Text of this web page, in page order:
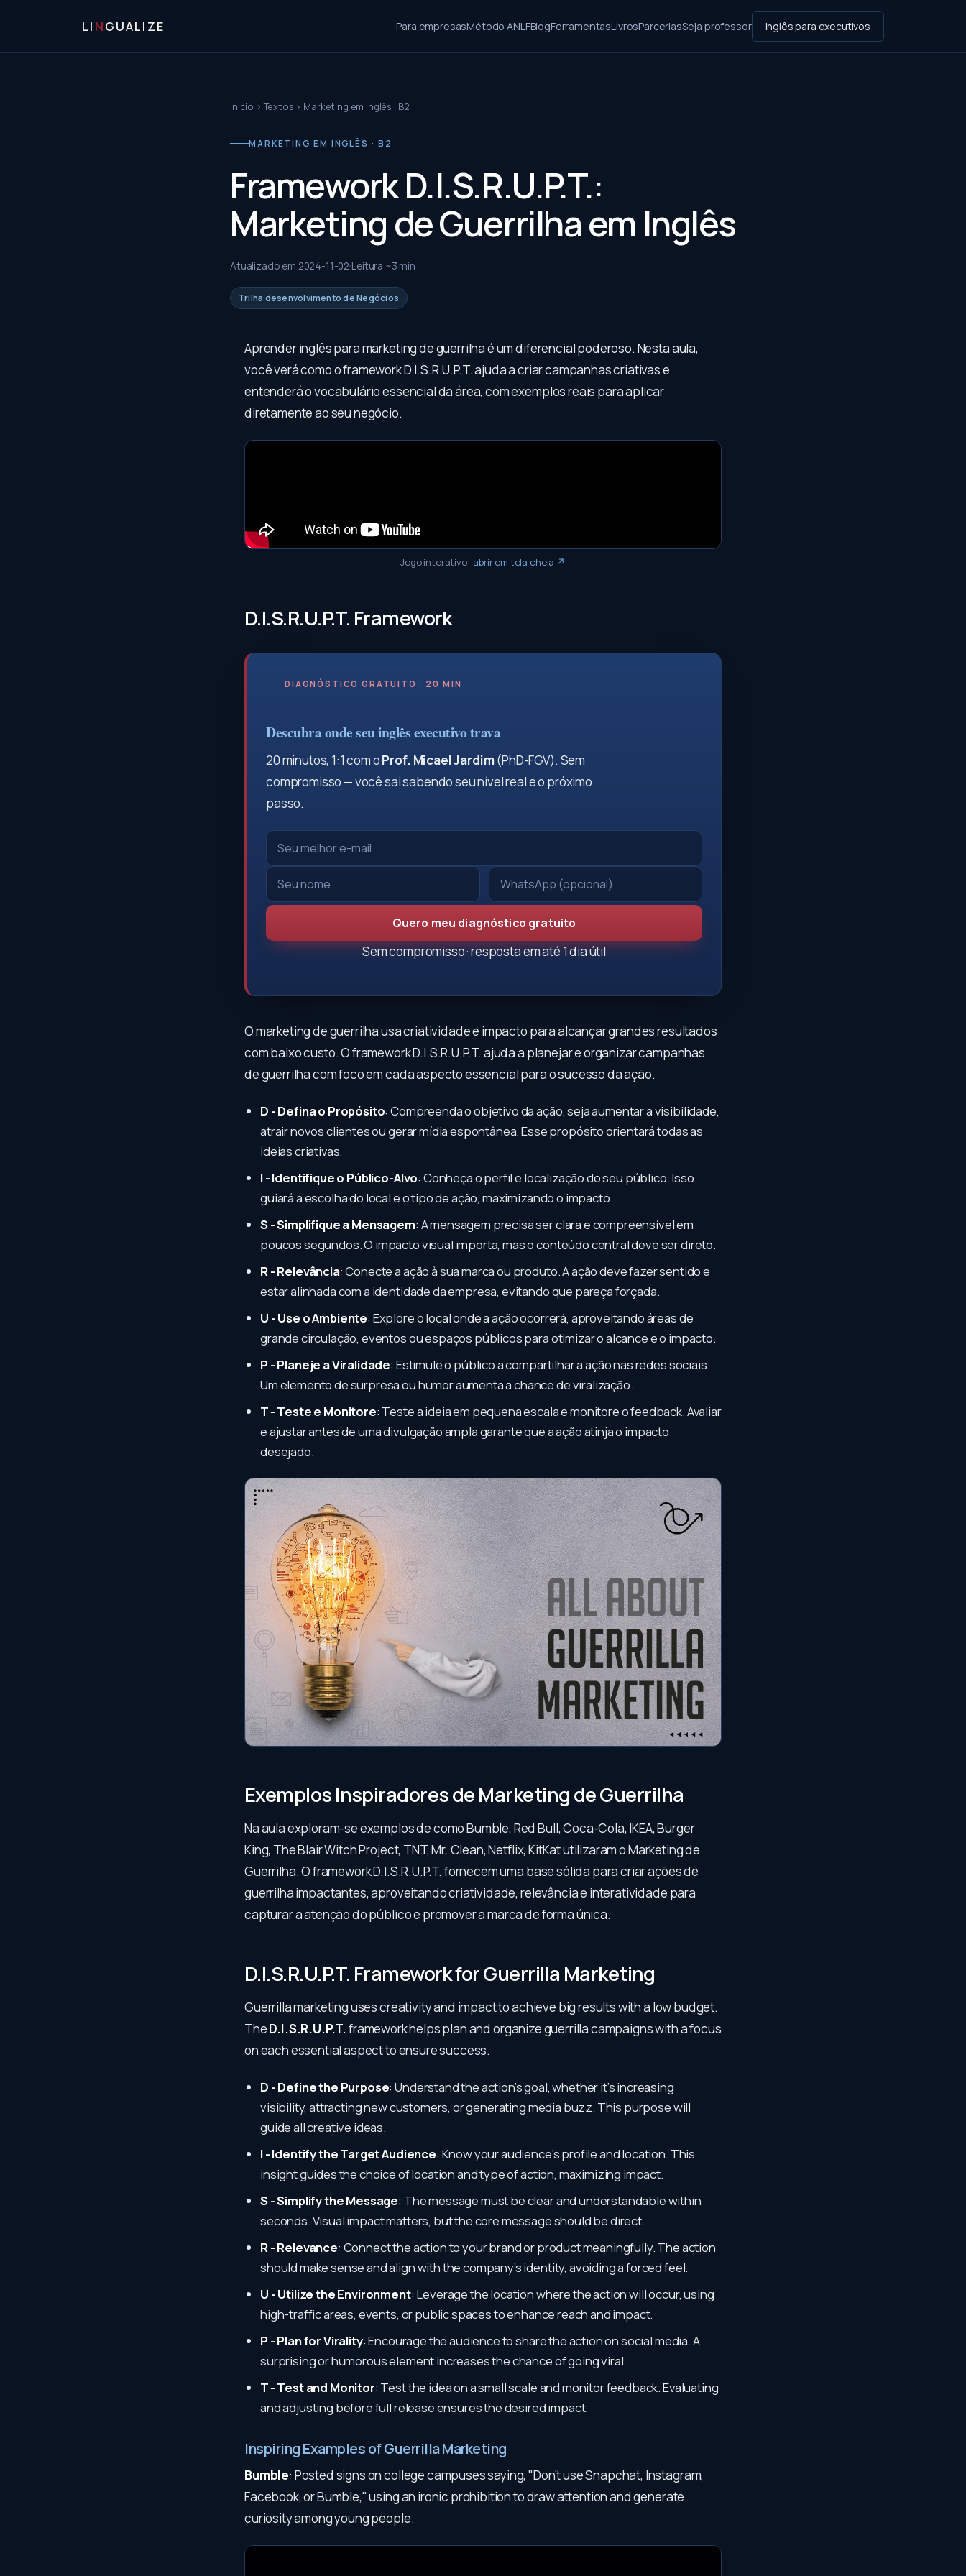
LI NGUALIZE Para empresasMétodo ANLFBlogFerramentasLivrosParceriasSeja professor Inglês para executivos
Início ›Textos › Marketing em inglês · B2
MARKETING EM INGLÊS · B2
Framework D.I.S.R.U.P.T.:
Marketing de Guerrilha em Inglês
Atualizado em 2024-11-02 Leitura ~3 min
Trilha desenvolvimento de Negócios
Aprender inglês para marketing de guerrilha é um diferencial poderoso. Nesta aula,
você verá como o framework D.I.S.R.U.P.T. ajuda a criar campanhas criativas e
entenderá o vocabulário essencial da área, com exemplos reais para aplicar
diretamente ao seu negócio.
Jogo interativo· abrir em tela cheia ↗
D.I.S.R.U.P.T. Framework
DIAGNÓSTICO GRATUITO · 20 MIN
Descubra onde seu inglês executivo trava
20 minutos, 1:1 com oProf. Micael Jardim(PhD-FGV). Sem
compromisso — você sai sabendo seu nível real e o próximo
passo.
Quero meu diagnóstico gratuito
Sem compromisso · resposta em até 1 dia útil
O marketing de guerrilha usa criatividade e impacto para alcançar grandes resultados
com baixo custo. O framework D.I.S.R.U.P.T. ajuda a planejar e organizar campanhas
de guerrilha com foco em cada aspecto essencial para o sucesso da ação.
D - Defina o Propósito: Compreenda o objetivo da ação, seja aumentar a visibilidade,
atrair novos clientes ou gerar mídia espontânea. Esse propósito orientará todas as
ideias criativas.
I - Identifique o Público-Alvo: Conheça o perfil e localização do seu público. Isso
guiará a escolha do local e o tipo de ação, maximizando o impacto.
S - Simplifique a Mensagem: A mensagem precisa ser clara e compreensível em
poucos segundos. O impacto visual importa, mas o conteúdo central deve ser direto.
R - Relevância: Conecte a ação à sua marca ou produto. A ação deve fazer sentido e
estar alinhada com a identidade da empresa, evitando que pareça forçada.
U - Use o Ambiente: Explore o local onde a ação ocorrerá, aproveitando áreas de
grande circulação, eventos ou espaços públicos para otimizar o alcance e o impacto.
P - Planeje a Viralidade: Estimule o público a compartilhar a ação nas redes sociais.
Um elemento de surpresa ou humor aumenta a chance de viralização.
T - Teste e Monitore: Teste a ideia em pequena escala e monitore o feedback. Avaliar
e ajustar antes de uma divulgação ampla garante que a ação atinja o impacto
desejado.
Exemplos Inspiradores de Marketing de Guerrilha
Na aula exploram-se exemplos de como Bumble, Red Bull, Coca-Cola, IKEA, Burger
King, The Blair Witch Project, TNT, Mr. Clean, Netflix, KitKat utilizaram o Marketing de
Guerrilha. O framework D.I.S.R.U.P.T. fornecem uma base sólida para criar ações de
guerrilha impactantes, aproveitando criatividade, relevância e interatividade para
capturar a atenção do público e promover a marca de forma única.
D.I.S.R.U.P.T. Framework for Guerrilla Marketing
Guerrilla marketing uses creativity and impact to achieve big results with a low budget.
TheD.I.S.R.U.P.T.framework helps plan and organize guerrilla campaigns with a focus
on each essential aspect to ensure success.
D - Define the Purpose: Understand the action’s goal, whether it’s increasing
visibility, attracting new customers, or generating media buzz. This purpose will
guide all creative ideas.
I - Identify the Target Audience: Know your audience’s profile and location. This
insight guides the choice of location and type of action, maximizing impact.
S - Simplify the Message: The message must be clear and understandable within
seconds. Visual impact matters, but the core message should be direct.
R - Relevance: Connect the action to your brand or product meaningfully. The action
should make sense and align with the company’s identity, avoiding a forced feel.
U - Utilize the Environment: Leverage the location where the action will occur, using
high-traffic areas, events, or public spaces to enhance reach and impact.
P - Plan for Virality: Encourage the audience to share the action on social media. A
surprising or humorous element increases the chance of going viral.
T - Test and Monitor: Test the idea on a small scale and monitor feedback. Evaluating
and adjusting before full release ensures the desired impact.
Inspiring Examples of Guerrilla Marketing
Bumble: Posted signs on college campuses saying, "Don’t use Snapchat, Instagram,
Facebook, or Bumble," using an ironic prohibition to draw attention and generate
curiosity among young people.